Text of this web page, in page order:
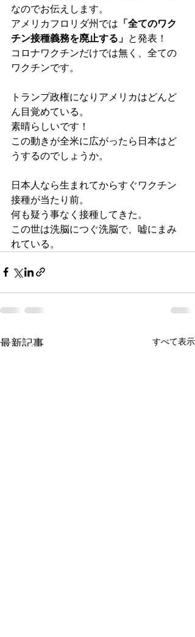
なのでお伝えします。
アメリカフロリダ州では 「全てのワク
チン接種義務を廃止する」 と発表！
コロナワクチンだけでは無く、全ての
ワクチンです。
トランプ政権になりアメリカはどんど
ん目覚めている。
素晴らしいです！
この動きが全米に広がったら日本はど
うするのでしょうか。
日本人なら生まれてからすぐワクチン
接種が当たり前。
何も疑う事なく接種してきた。
この世は洗脳につぐ洗脳で、嘘にまみ
れている。
最新記事 すべて表示